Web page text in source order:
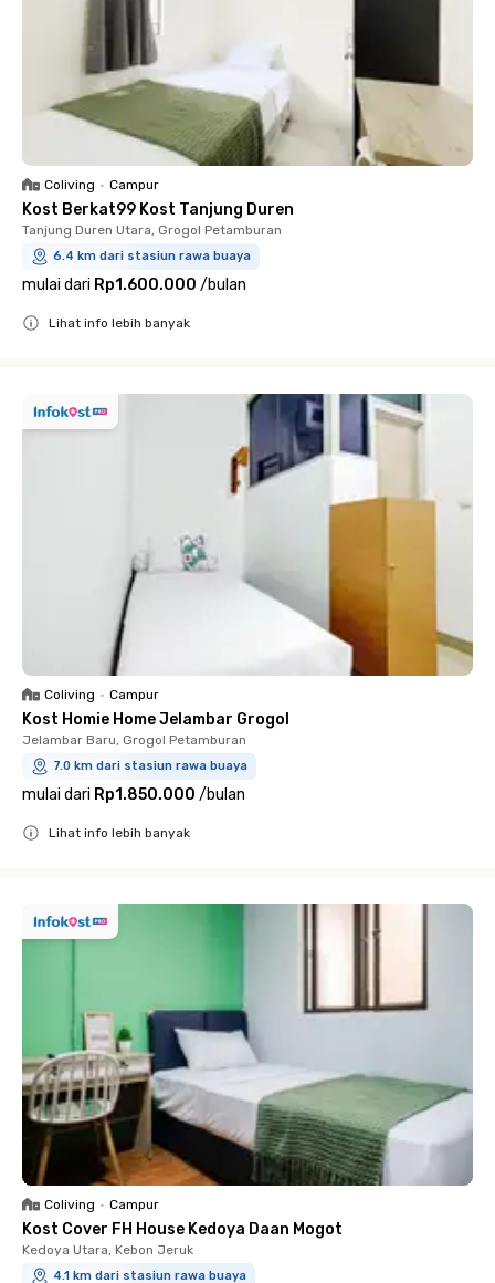
Coliving • Campur
Kost Berkat99 Kost Tanjung Duren
Tanjung Duren Utara, Grogol Petamburan
6.4 km dari stasiun rawa buaya
mulai dari Rp1.600.000 /bulan
Lihat info lebih banyak
Coliving • Campur
Kost Homie Home Jelambar Grogol
Jelambar Baru, Grogol Petamburan
7.0 km dari stasiun rawa buaya
mulai dari Rp1.850.000 /bulan
Lihat info lebih banyak
Coliving • Campur
Kost Cover FH House Kedoya Daan Mogot
Kedoya Utara, Kebon Jeruk
4.1 km dari stasiun rawa buaya